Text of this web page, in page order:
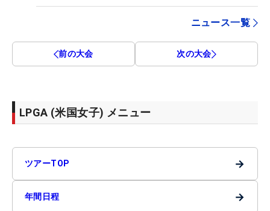
ニュース一覧
前の大会 次の大会
LPGA (米国女子) メニュー
ツアーTOP →
年間日程 →